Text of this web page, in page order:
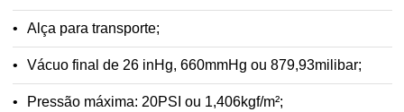
Alça para transporte;
Vácuo final de 26 inHg, 660mmHg ou 879,93milibar;
Pressão máxima: 20PSI ou 1,406kgf/m²;